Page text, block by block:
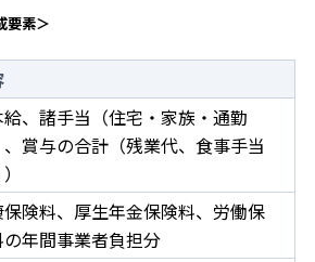
要素＞
、諸手当（住宅・家族・通勤
賞与の合計（残業代、食事手当
険料、厚生年金保険料、労働保
の年間事業者負担分